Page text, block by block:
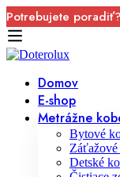
Potrebujete
Domov
E-shop
Metrážne
Bytové
Záťažové
Detské